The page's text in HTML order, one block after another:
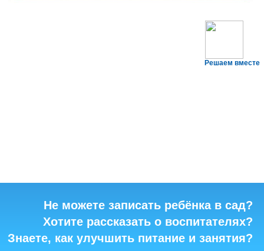
Решаем вместе
Не можете записать ребёнка в сад?
Хотите рассказать о воспитателях?
Знаете, как улучшить питание и занятия?